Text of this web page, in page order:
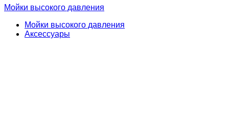
Мойки высокого давления
Мойки высокого давления
Аксессуары